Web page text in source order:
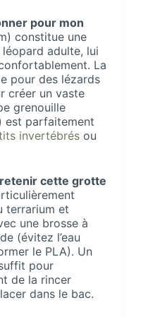
pour mon
constitue une
adulte, lui
La
pour des lézards
créer un vaste
grenouille
est parfaitement
invertébrés ou
cette grotte
terrarium et
une brosse à
(évitez l’eau
le PLA). Un
pour
de la rincer
dans le bac.